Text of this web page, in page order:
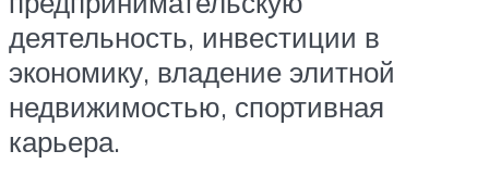
деятельность, инвестиции в
экономику, владение элитной
недвижимостью, спортивная
карьера.